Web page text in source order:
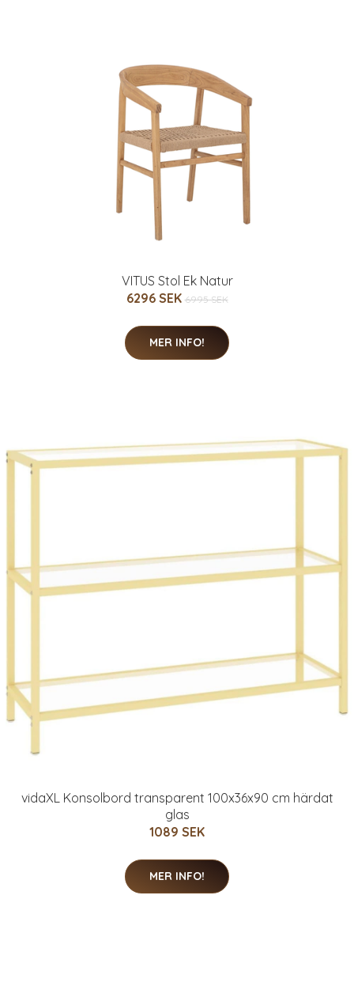
VITUS Stol Ek Natur
6296 SEK 6995 SEK
MER INFO!
vidaXL Konsolbord transparent 100x36x90 cm härdat
glas
1089 SEK
MER INFO!